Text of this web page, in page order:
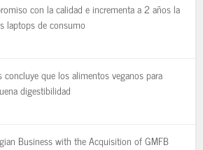
con la calidad e incrementa a 2 años la
laptops de consumo
concluye que los alimentos veganos para
digestibilidad
Business with the Acquisition of GMFB